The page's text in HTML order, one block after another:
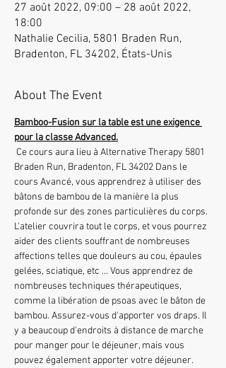
27 août 2022, 09:00 – 28 août 2022,
18:00
Nathalie Cecilia, 5801 Braden Run,
Bradenton, FL 34202, États-Unis
About The Event
Bamboo-Fusion sur la table est une exigence
pour la classe Advanced.
Braden Run, Bradenton, FL 34202 Dans le
cours Avancé, vous apprendrez à utiliser des
bâtons de bambou de la manière la plus
profonde sur des zones particulières du corps.
L'atelier couvrira tout le corps, et vous pourrez
aider des clients souffrant de nombreuses
affections telles que douleurs au cou, épaules
gelées, sciatique, etc ... Vous apprendrez de
nombreuses techniques thérapeutiques,
comme la libération de psoas avec le bâton de
bambou. Assurez-vous d'apporter vos draps. Il
y a beaucoup d'endroits à distance de marche
pour manger pour le déjeuner, mais vous
pouvez également apporter votre déjeuner.